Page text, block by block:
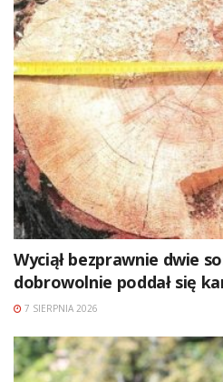
Wyciął bezprawnie dwie
dobrowolnie poddał się
7 SIERPNIA 2026